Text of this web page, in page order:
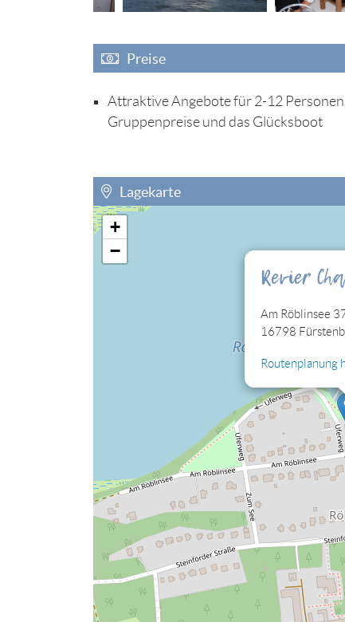
Preise
Attraktive Angebote für 2-12
Gruppenpreise und das Glücksboot
Lagekarte
Sie müssen die Cookies der Kategorie
eingebettete Lagekarte sehen können.
Revier
Am Röblinsee
16798
Routenplanung
+
−